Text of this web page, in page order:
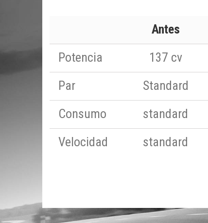
Antes
Potencia
137 cv
Par
Standard
Consumo
standard
Velocidad
standard